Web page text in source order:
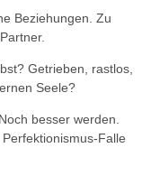
Beziehungen. Zu
Getrieben, rastlos,
Seele?
besser werden.
Falle